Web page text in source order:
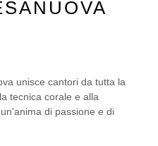
unisce cantori da tutta la
tecnica corale e alla
di passione e di